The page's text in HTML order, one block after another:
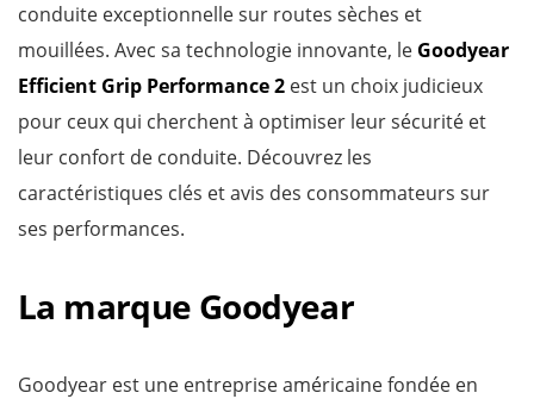
conduite exceptionnelle sur routes sèches et
mouillées. Avec sa technologie innovante, le Goodyear
Efficient Grip Performance 2 est un choix judicieux
pour ceux qui cherchent à optimiser leur sécurité et
leur confort de conduite. Découvrez les
caractéristiques clés et avis des consommateurs sur
ses performances.
La marque Goodyear
Goodyear est une entreprise américaine fondée en